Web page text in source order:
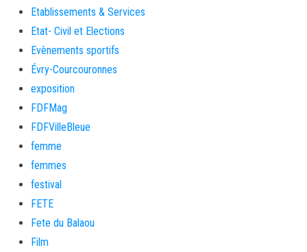
Etablissements & Services
Etat- Civil et Elections
Evènements sportifs
Évry-Courcouronnes
exposition
FDFMag
FDFVilleBleue
femme
femmes
festival
FETE
Fete du Balaou
Film